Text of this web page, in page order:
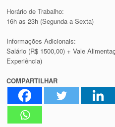
Horário de Trabalho:
16h as 23h (Segunda a Sexta)
Informações Adicionais:
Salário (R$ 1500,00) + Vale
Experiência)
COMPARTILHAR